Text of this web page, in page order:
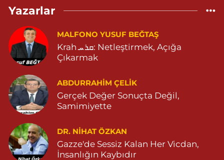
PARKI YANI ZERGAN AİLE HEKİMLİĞİ KARŞISI 04823121313
0 (482) 312 13 13
Tema Eczanesi
ATATÜRK MAHALLESİ NUSAYBİN CADDE NO:1 E NUSAYBİN CD.
ÖZEL İPEKYOLU HASTANESİ YANI 04823122920
0 (482) 312 29 20 Yol Tarifi Al
Menal Eczanesi
SELAHADDİN EYYUBİ MAHALLE LOZAN CADDE NO:7 B
04824151501
0 (482) 415 15 01 Yol Tarifi Al
Yazarlar
MALFONO YUSUF BEĞTAŞ
Krah ܩܪܚ: Netleştirmek, Açığa
Çıkarmak
ABDURRAHIM ÇELİK
Gerçek Değer Sonuçta Değil,
Samimiyette
DR. NIHAT ÖZKAN
Gazze'de Sessiz Kalan Her Vicdan,
İnsanlığın Kaybıdır